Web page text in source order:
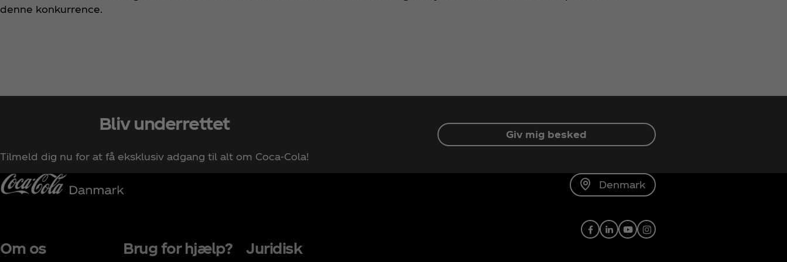
denne konkurrence.
Bliv underrettet
Tilmeld dig nu for at få eksklusiv adgang til alt om Coca‑Cola!
Giv mig besked
Denmark
Om os Brug for hjælp? Juridisk
Facebook
LinkedIn
YoutubeInstagram